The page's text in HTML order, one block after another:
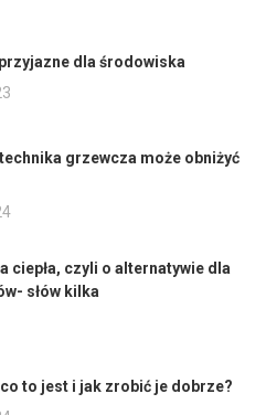
dla środowiska
grzewcza może obniżyć
ciepła, czyli o alternatywie dla
słów kilka
to jest i jak zrobić je dobrze?